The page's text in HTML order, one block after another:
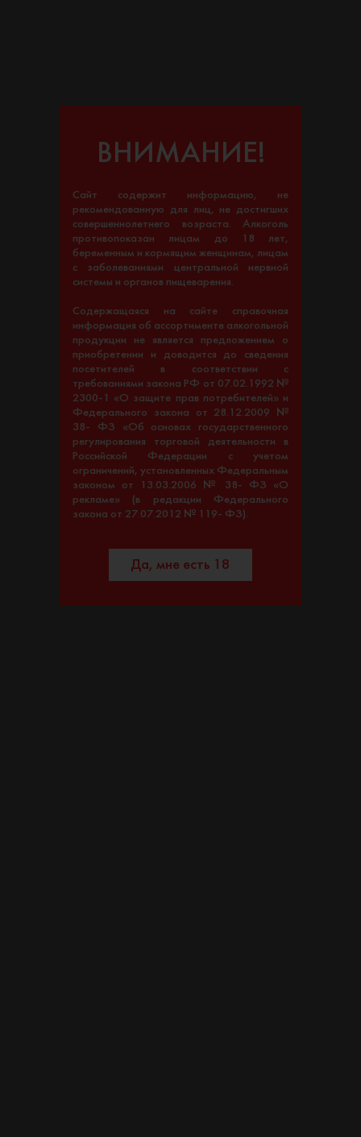
ВНИМАНИЕ!
Сайт содержит информацию, не
рекомендованную для лиц, не достигших
совершеннолетнего возраста. Алкоголь
противопоказан лицам до 18 лет,
беременным и кормящим женщинам, лицам
с заболеваниями центральной нервной
системы и органов пищеварения.
Содержащаяся на сайте справочная
информация об ассортименте алкогольной
продукции не является предложением о
приобретении и доводится до сведения
посетителей в соответствии с
требованиями закона РФ от 07.02.1992 №
2300-1 «О защите прав потребителей» и
Федерального закона от 28.12.2009 №
38- ФЗ «Об основах государственного
регулирования торговой деятельности в
Российской Федерации с учетом
ограничений, установленных Федеральным
законом от 13.03.2006 № 38- ФЗ «О
рекламе» (в редакции Федерального
закона от 27.07.2012 № 119- ФЗ).
Да, мне есть 18